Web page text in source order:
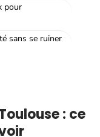
pour
sans se ruiner
: ce